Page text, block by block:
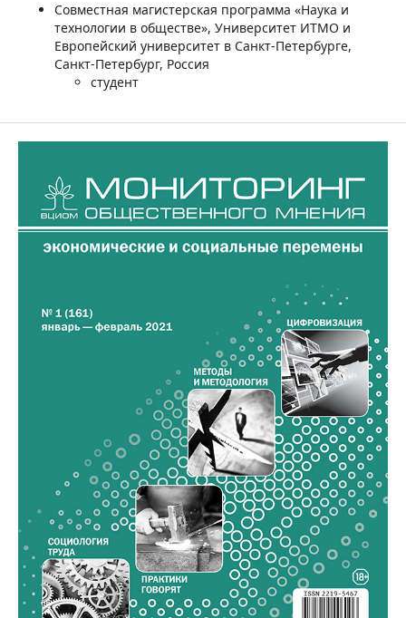
Совместная магистерская программа «Наука и
технологии в обществе», Университет ИТМО и
Европейский университет в Санкт-Петербурге,
Санкт-Петербург, Россия
студент